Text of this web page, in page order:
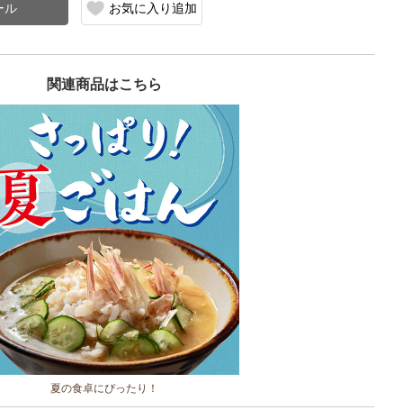
お気に入り追加
関連商品はこちら
夏の食卓にぴったり！